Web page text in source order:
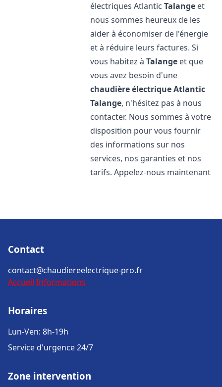
électriques AtlanticTalange et
nous sommes heureux de les
aider à économiser de l'énergie
et à réduire leurs factures. Si
vous habitez àTalange et que
vous avez besoin d'une
chaudière électrique Atlantic
Talange, n'hésitez pas à nous
contacter. Nous sommes à votre
disposition pour vous fournir
des informations sur nos
services, nos garanties et nos
tarifs. Appelez-nous maintenant
Contact
contact@chaudiereelectrique-pro.fr
Accueil Informations
Horaires
Lun-Ven: 8h-19h
Service d'urgence 24/7
Zone intervention